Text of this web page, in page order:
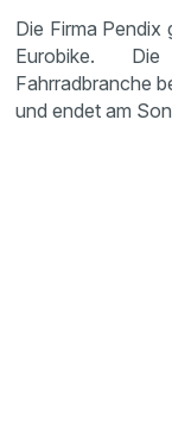
Die Firma Pendix
Eurobike.
Fahrradbranche
und endet am